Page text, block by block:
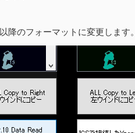
のフォーマットに変更します。